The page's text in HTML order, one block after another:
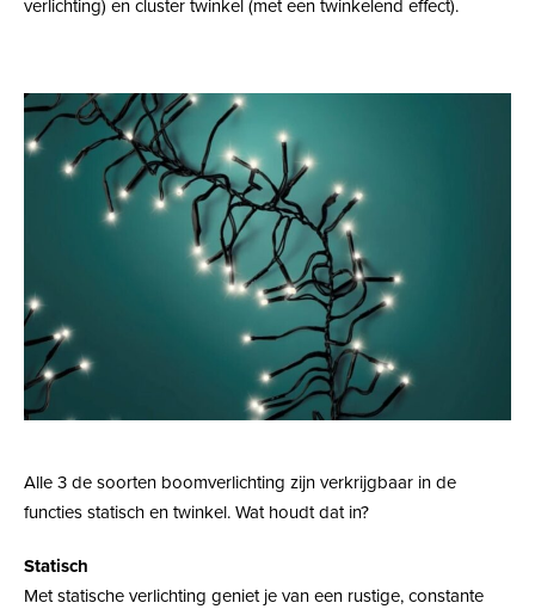
verlichting) en cluster twinkel (met een twinkelend effect).
Alle 3 de soorten boomverlichting zijn verkrijgbaar in de
functies statisch en twinkel. Wat houdt dat in?
Statisch
Met statische verlichting geniet je van een rustige, constante